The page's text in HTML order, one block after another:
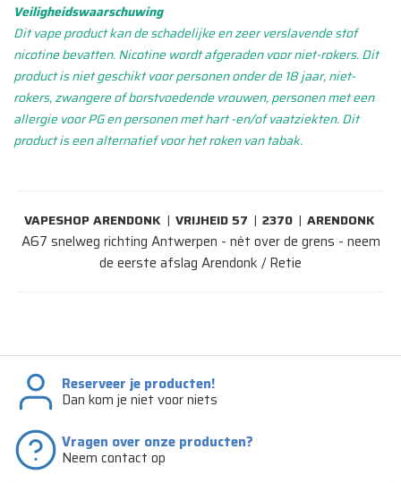
Veiligheidswaarschuwing
Dit vape product kan de schadelijke en zeer verslavende stof
nicotine bevatten. Nicotine wordt afgeraden voor niet-rokers. Dit
product is niet geschikt voor personen onder de 18 jaar, niet-
rokers, zwangere of borstvoedende vrouwen, personen met een
allergie voor PG en personen met hart -en/of vaatziekten. Dit
product is een alternatief voor het roken van tabak.
VAPESHOP ARENDONK | VRIJHEID 57 | 2370| ARENDONK
A67 snelweg richting Antwerpen - nét over de grens - neem
de eerste afslag Arendonk / Retie
Reserveer je producten!
Dan kom je niet voor niets
Vragen over onze producten?
Neem contact op